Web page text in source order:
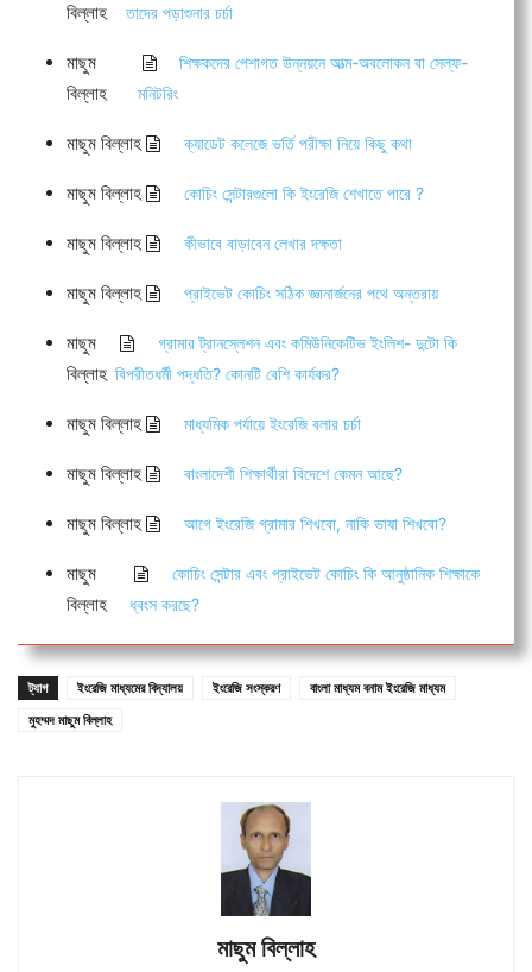
বিল্লাহ
তাদের পড়াশুনার চর্চা
মাছুম
বিল্লাহ
শিক্ষকদের পেশাগত উন্নয়নে আত্ম-অবলোকন বা সেল্ফ-
মনিটরিং
মাছুম বিল্লাহ ক্যাডেট কলেজে ভর্তি পরীক্ষা নিয়ে কিছু কথা
মাছুম বিল্লাহ কোচিং সেন্টারগুলো কি ইংরেজি শেখাতে পারে ?
মাছুম বিল্লাহ কীভাবে বাড়াবেন লেখার দক্ষতা
মাছুম বিল্লাহ প্রাইভেট কোচিং সঠিক জ্ঞানার্জনের পথে অন্তরায়
মাছুম
বিল্লাহ
গ্রামার ট্রানস্লেশন এবং কমিউনিকেটিভ ইংলিশ- দুটো কি
বিপরীতধর্মী পদ্ধতি? কোনটি বেশি কার্যকর?
মাছুম বিল্লাহ মাধ্যমিক পর্যায়ে ইংরেজি বলার চর্চা
মাছুম বিল্লাহ বাংলাদেশী শিক্ষার্থীরা বিদেশে কেমন আছে?
মাছুম বিল্লাহ আগে ইংরেজি গ্রামার শিখবো, নাকি ভাষা শিখবো?
মাছুম
বিল্লাহ
কোচিং সেন্টার এবং প্রাইভেট কোচিং কি আনুষ্ঠানিক শিক্ষাকে
ধ্বংস করছে?
ট্যাগ ইংরেজি মাধ্যমের বিদ্যালয় ইংরেজি সংস্করণ
বাংলা মাধ্যম বনাম ইংরেজি মাধ্যম
মুহম্মদ মাছুম বিল্লাহ
মাছুম বিল্লাহ